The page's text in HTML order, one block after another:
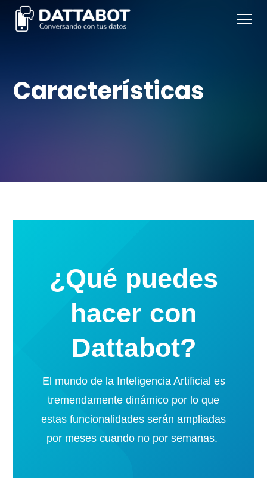
Características
¿Qué puedes
hacer con
Dattabot?
El mundo de la Inteligencia Artificial es
tremendamente dinámico por lo que
estas funcionalidades serán ampliadas
por meses cuando no por semanas.